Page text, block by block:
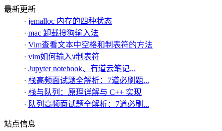
最新更新
· jemalloc 内存的四种状态
· mac 卸载搜狗输入法
· Vim查看文本中空格和制表符的方法
· vim如何输入\t制表符
· Jupyter notebook、有道云笔记...
· 栈高频面试题全解析：7道必刷题...
· 栈与队列：原理详解与 C++ 实现
· 队列高频面试题全解析：7道必刷...
站点信息